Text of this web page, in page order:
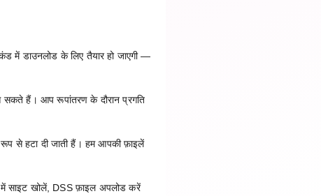
में डाउनलोड के लिए तैयार हो जाएगी —
हैं। आप रूपांतरण के दौरान प्रगति
से हटा दी जाती हैं। हम आपकी फ़ाइलें
साइट खोलें, DSS फ़ाइल अपलोड करें